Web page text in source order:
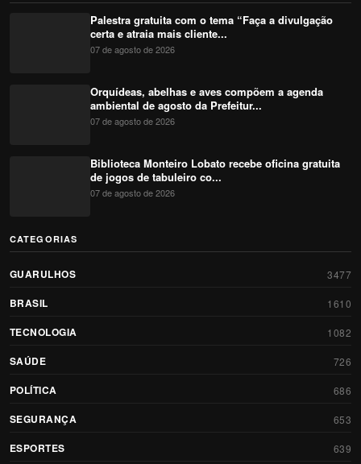
Palestra gratuita com o tema “Faça a divulgação
certa e atraia mais cliente...
07 de agosto de 2026
Orquídeas, abelhas e aves compõem a agenda
ambiental de agosto da Prefeitur...
07 de agosto de 2026
Biblioteca Monteiro Lobato recebe oficina gratuita
de jogos de tabuleiro co...
07 de agosto de 2026
CATEGORIAS
GUARULHOS 3477
BRASIL 1610
TECNOLOGIA 1082
SAÚDE 726
POLÍTICA 686
SEGURANÇA 653
ESPORTES 639